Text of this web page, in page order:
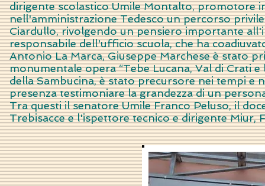
dirigente scolastico Umile Montalto, promotore
nell'amministrazione Tedesco un percorso
Ciardullo, rivolgendo un pensiero importante
responsabile dell'ufficio scuola, che ha
Antonio La Marca, Giuseppe Marchese è stato
monumentale opera “Tebe Lucana, Val di Crati
della Sambucina, è stato precursore nei tempi
presenza testimoniare la grandezza di un
Tra questi il senatore Umile Franco Peluso, il
Trebisacce e l'ispettore tecnico e dirigente Miur,